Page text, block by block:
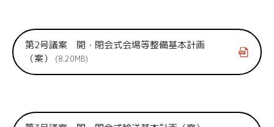
第2号議案 開・閉会式会場等整備基本計画
（案）
8.20MB